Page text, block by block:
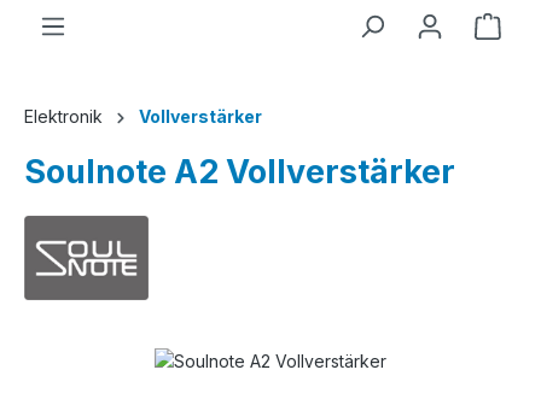
Elektronik Vollverstärker
Soulnote A2 Vollverstärker
Bildergalerie überspringen